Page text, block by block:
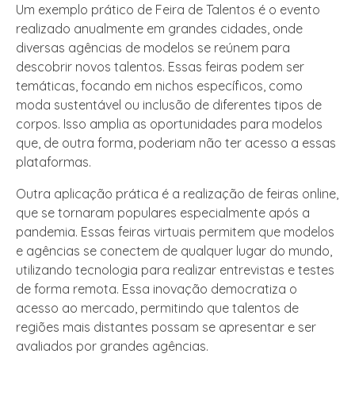
Um exemplo prático de Feira de Talentos é o evento
realizado anualmente em grandes cidades, onde
diversas agências de modelos se reúnem para
descobrir novos talentos. Essas feiras podem ser
temáticas, focando em nichos específicos, como
moda sustentável ou inclusão de diferentes tipos de
corpos. Isso amplia as oportunidades para modelos
que, de outra forma, poderiam não ter acesso a essas
plataformas.
Outra aplicação prática é a realização de feiras online,
que se tornaram populares especialmente após a
pandemia. Essas feiras virtuais permitem que modelos
e agências se conectem de qualquer lugar do mundo,
utilizando tecnologia para realizar entrevistas e testes
de forma remota. Essa inovação democratiza o
acesso ao mercado, permitindo que talentos de
regiões mais distantes possam se apresentar e ser
avaliados por grandes agências.